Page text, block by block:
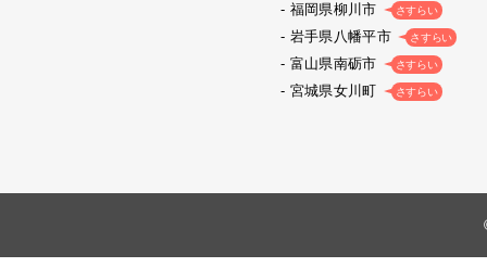
福岡県柳川市 さすらい
岩手県八幡平市 さすらい
富山県南砺市 さすらい
宮城県女川町 さすらい